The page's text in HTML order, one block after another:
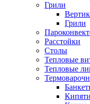
Грили
Грили
Расстойки
Столы
Тепловые
Тепловые